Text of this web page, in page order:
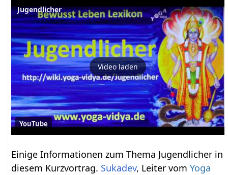
Jugendlicher
Video laden
YouTube
Einige Informationen zum Thema Jugendlicher‏‎ in
diesem Kurzvortrag. Sukadev, Leiter vomYoga